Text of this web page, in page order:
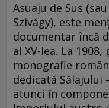
Asuaju de Sus
Szivágy), este
documentar încă
al XV-lea. La 1908,
monografie
dedicată Sălajului
atunci în